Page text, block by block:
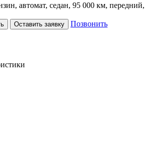
автомат, седан, 95 000 км, передний,
Оставить заявку
Позвонить